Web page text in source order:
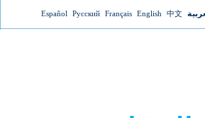
Jump to navigation
中文
English
Français
Русский
Español